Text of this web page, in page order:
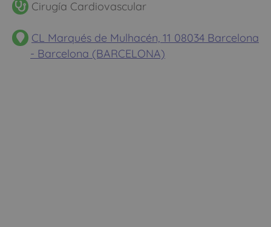
Cirugía Cardiovascular
CL Marqués de Mulhacén, 11 08034 Barcelona
- Barcelona (BARCELONA)